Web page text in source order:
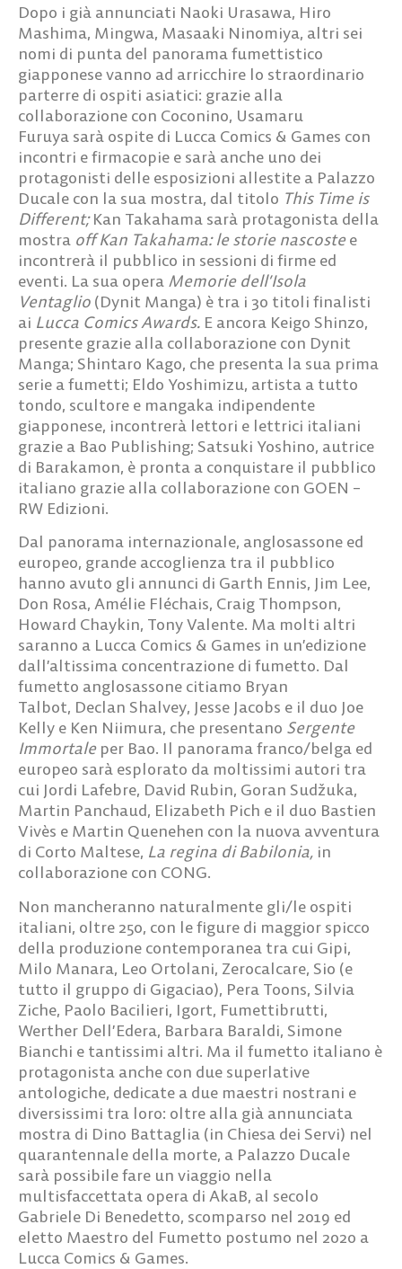
Dopo i già annunciati Naoki Urasawa, Hiro
Mashima, Mingwa, Masaaki Ninomiya, altri sei
nomi di punta del panorama fumettistico
giapponese vanno ad arricchire lo straordinario
parterre di ospiti asiatici: grazie alla
collaborazione con Coconino, Usamaru
Furuya sarà ospite di Lucca Comics & Games con
incontri e firmacopie e sarà anche uno dei
protagonisti delle esposizioni allestite a Palazzo
Ducale con la sua mostra, dal titolo This Time is
Different;Kan Takahama sarà protagonista della
mostra off Kan Takahama: le storie nascostee
incontrerà il pubblico in sessioni di firme ed
eventi. La sua opera Memorie dell’Isola
Ventaglio (Dynit Manga) è tra i 30 titoli finalisti
ai Lucca Comics Awards. E ancora Keigo Shinzo,
presente grazie alla collaborazione con Dynit
Manga; Shintaro Kago, che presenta la sua prima
serie a fumetti; Eldo Yoshimizu, artista a tutto
tondo, scultore e mangaka indipendente
giapponese, incontrerà lettori e lettrici italiani
grazie a Bao Publishing; Satsuki Yoshino, autrice
di Barakamon, è pronta a conquistare il pubblico
italiano grazie alla collaborazione con GOEN –
RW Edizioni.
Dal panorama internazionale, anglosassone ed
europeo, grande accoglienza tra il pubblico
hanno avuto gli annunci di Garth Ennis, Jim Lee,
Don Rosa, Amélie Fléchais, Craig Thompson,
Howard Chaykin, Tony Valente. Ma molti altri
saranno a Lucca Comics & Games in un’edizione
dall’altissima concentrazione di fumetto. Dal
fumetto anglosassone citiamo Bryan
Talbot, Declan Shalvey, Jesse Jacobs e il duo Joe
Kelly e Ken Niimura, che presentano Sergente
Immortale per Bao. Il panorama franco/belga ed
europeo sarà esplorato da moltissimi autori tra
cui Jordi Lafebre, David Rubin, Goran Sudžuka,
Martin Panchaud, Elizabeth Pich e il duo Bastien
Vivès e Martin Quenehen con la nuova avventura
di Corto Maltese, La regina di Babilonia, in
collaborazione con CONG.
Non mancheranno naturalmente gli/le ospiti
italiani, oltre 250, con le figure di maggior spicco
della produzione contemporanea tra cui Gipi,
Milo Manara, Leo Ortolani, Zerocalcare, Sio (e
tutto il gruppo di Gigaciao), Pera Toons, Silvia
Ziche, Paolo Bacilieri, Igort, Fumettibrutti,
Werther Dell’Edera, Barbara Baraldi, Simone
Bianchi e tantissimi altri. Ma il fumetto italiano è
protagonista anche con due superlative
antologiche, dedicate a due maestri nostrani e
diversissimi tra loro: oltre alla già annunciata
mostra di Dino Battaglia (in Chiesa dei Servi) nel
quarantennale della morte, a Palazzo Ducale
sarà possibile fare un viaggio nella
multisfaccettata opera di AkaB, al secolo
Gabriele Di Benedetto, scomparso nel 2019 ed
eletto Maestro del Fumetto postumo nel 2020 a
Lucca Comics & Games.